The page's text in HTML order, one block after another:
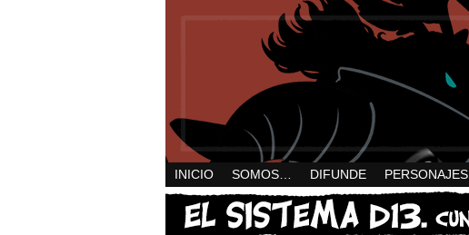
INICIO SOMOS… DIFUNDE PERSONAJES